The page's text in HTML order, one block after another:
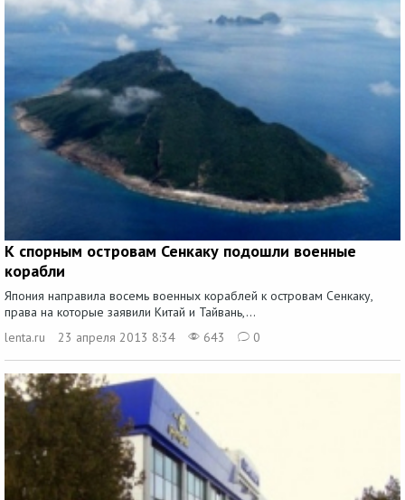
К спорным островам Сенкаку подошли военные
корабли
Япония направила восемь военных кораблей к островам Сенкаку,
права на которые заявили Китай и Тайвань,...
lenta.ru
23 апреля 2013 8:34 643 0